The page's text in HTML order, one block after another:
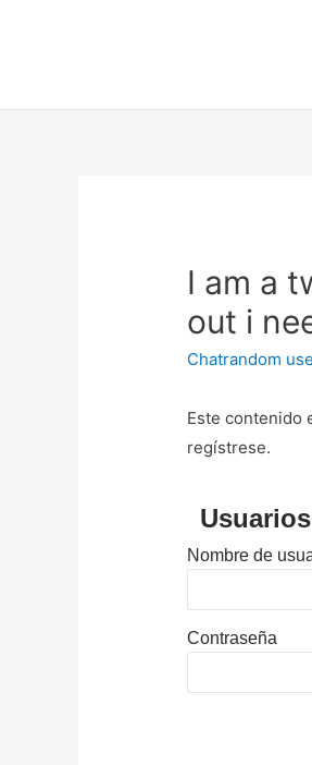
I am a
out i
Chatrandom
Este contenido
regístrese.
Nombre de
Contraseña